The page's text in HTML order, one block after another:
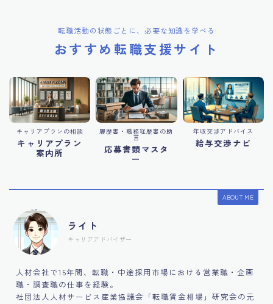
転職活動の状態ごとに、必要な知識を学べる
おすすめ転職支援サイト
キャリアプランの相談
キャリアプラン
案内所
履歴書・職務経歴書の助
言
応募書類マスタ
ー
年収交渉アドバイス
給与交渉ナビ
ABOUT ME
ライト
キャリアアドバイザー
人材会社で15年間、転職・中途採用市場における営業職・企画
職・調査職の仕事を経験。
社団法人人材サービス産業協議会「転職賃金相場」研究会の元